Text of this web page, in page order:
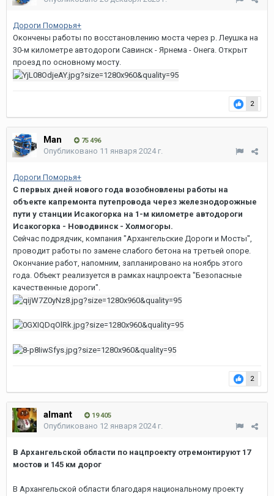
Дороги Поморья+
Окончены работы по восстановлению моста через р. Леушка на
30-м километре автодороги Савинск - Ярнема - Онега. Открыт
проезд по основному мосту.
2
Man 75 496
Опубликовано 11 января 2024 г.
Дороги Поморья+
С первых дней нового года возобновлены работы на
объекте капремонта путепровода через железнодорожные
пути у станции Исакогорка на 1-м километре автодороги
Исакогорка - Новодвинск - Холмогоры.
Сейчас подрядчик, компания "Архангельские Дороги и Мосты",
проводит работы по замене слабого бетона на третьей опоре.
Окончание работ, напомним, запланировано на ноябрь этого
года. Объект реализуется в рамках нацпроекта "Безопасные
качественные дороги".
2
almant 19 405
Опубликовано 12 января 2024 г.
В Архангельской области по нацпроекту отремонтируют 17
мостов и 145 км дорог
В Архангельской области благодаря национальному проекту